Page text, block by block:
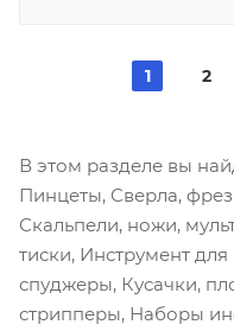
1 2
В этом разделе вы
Пинцеты, Сверла,
Скальпели, ножи,
тиски, Инструмент
спуджеры, Кусачки,
стрипперы, Наборы